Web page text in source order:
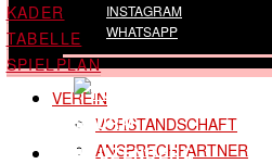
KADER
TABELLE
SPIELPLAN
INSTAGRAM
WHATSAPP
VEREIN
VORSTANDSCHAFT
ANSPRECHPARTNER